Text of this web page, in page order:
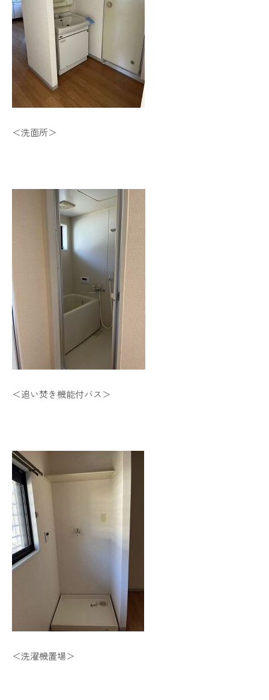
＜洗面所＞
＜追い焚き機能付バス＞
＜洗濯機置場＞